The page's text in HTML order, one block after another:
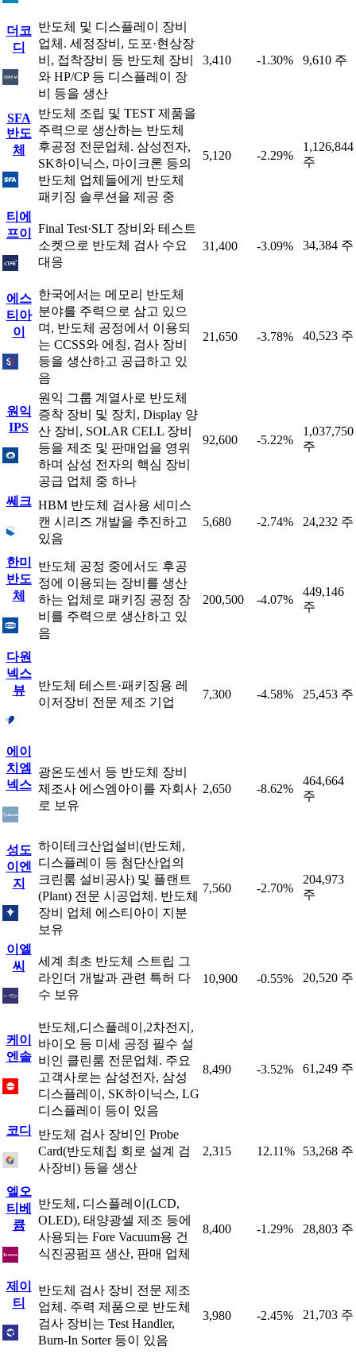
더코
디
반도체 및 디스플레이 장비
업체. 세정장비, 도포·현상장
비, 접착장비 등 반도체 장비
와 HP/CP 등 디스플레이 장
비 등을 생산
3,410 -1.30% 9,610 주
SFA
반도
체
반도체 조립 및 TEST 제품을
주력으로 생산하는 반도체
후공정 전문업체. 삼성전자,
SK하이닉스, 마이크론 등의
반도체 업체들에게 반도체
패키징 솔루션을 제공 중
5,120 -2.29%
1,126,844
주
티에
프이
Final Test·SLT 장비와 테스트
소켓으로 반도체 검사 수요
대응
31,400 -3.09% 34,384 주
에스
티아
이
한국에서는 메모리 반도체
분야를 주력으로 삼고 있으
며, 반도체 공정에서 이용되
는 CCSS와 에칭, 검사 장비
등을 생산하고 공급하고 있
음
21,650 -3.78% 40,523 주
원익
IPS
원익 그룹 계열사로 반도체
증착 장비 및 장치, Display 양
산 장비, SOLAR CELL 장비
등을 제조 및 판매업을 영위
하며 삼성 전자의 핵심 장비
공급 업체 중 하나
92,600 -5.22%
1,037,750
주
쎄크 HBM 반도체 검사용 세미스
캔 시리즈 개발을 추진하고
있음
5,680 -2.74% 24,232 주
한미
반도
체
반도체 공정 중에서도 후공
정에 이용되는 장비를 생산
하는 업체로 패키징 공정 장
비를 주력으로 생산하고 있
음
200,500 -4.07%
449,146
주
다원
넥스
뷰
반도체 테스트·패키징용 레
이저장비 전문 제조 기업
7,300 -4.58% 25,453 주
에이
치엠
넥스
광온도센서 등 반도체 장비
제조사 에스엠아이를 자회사
로 보유
2,650 -8.62%
464,664
주
성도
이엔
지
하이테크산업설비(반도체,
디스플레이 등 첨단산업의
크린룸 설비공사) 및 플랜트
(Plant) 전문 시공업체. 반도체
장비 업체 에스티아이 지분
보유
7,560 -2.70%
204,973
주
이엘
씨
세계 최초 반도체 스트립 그
라인더 개발과 관련 특허 다
수 보유
10,900 -0.55% 20,520 주
케이
엔솔
반도체,디스플레이,2차전지,
바이오 등 미세 공정 필수 설
비인 클린룸 전문업체. 주요
고객사로는 삼성전자, 삼성
디스플레이, SK하이닉스, LG
디스플레이 등이 있음
8,490 -3.52% 61,249 주
코디
반도체 검사 장비인 Probe
Card(반도체칩 회로 설계 검
사장비) 등을 생산
2,315 12.11% 53,268 주
엘오
티베
큠
반도체, 디스플레이(LCD,
OLED), 태양광셀 제조 등에
사용되는 Fore Vacuum용 건
식진공펌프 생산, 판매 업체
8,400 -1.29% 28,803 주
제이
티
반도체 검사 장비 전문 제조
업체. 주력 제품으로 반도체
검사 장비는 Test Handler,
Burn-In Sorter 등이 있음
3,980 -2.45% 21,703 주